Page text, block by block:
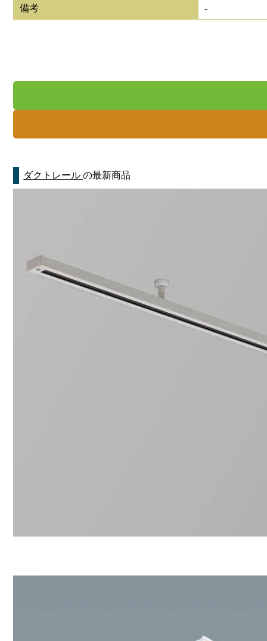
備考 -
ダクトレールの最新商品